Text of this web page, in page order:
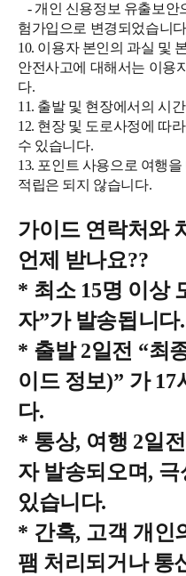
- 개인 신용정보 유출보안
험가입으로 변경되었습니
10. 이용자 본인의 과실 및
안전사고에 대해서는 이용
다.
11. 출발 및 현장에서의 시
12. 현장 및 도로사정에 따
수 있습니다.
13. 포인트 사용으로 여행
적립은 되지 않습니다.
가이드 연락처와
언제 받나요??
* 최소 15명 이상
자”가 발송됩니다.
* 출발2일전 “최
이드 정보)” 가 17
다.
* 통상, 여행 2일전
자 발송되오며, 극
있습니다.
* 간혹, 고객 개인
팸 처리되거나 통